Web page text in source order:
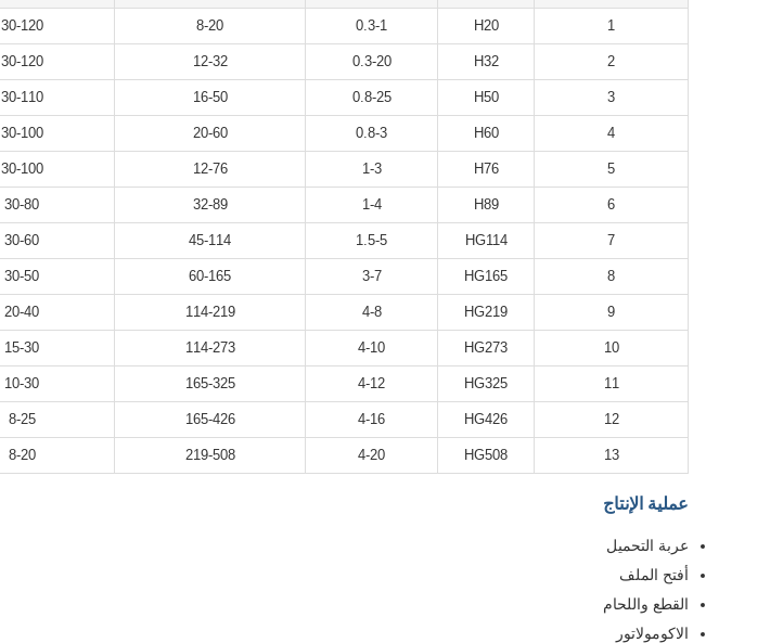
1
H20
0.3-1
8-20
30-120
2
H32
0.3-20
12-32
30-120
3
H50
0.8-25
16-50
30-110
4
H60
0.8-3
20-60
30-100
5
H76
1-3
12-76
30-100
6
H89
1-4
32-89
30-80
7
HG114
1.5-5
45-114
30-60
8
HG165
3-7
60-165
30-50
9
HG219
4-8
114-219
20-40
10
HG273
4-10
114-273
15-30
11
HG325
4-12
165-325
10-30
12
HG426
4-16
165-426
8-25
13
HG508
4-20
219-508
8-20
عملية الإنتاج
عربة التحميل
أفتح الملف
القطع واللحام
الاكومولاتور